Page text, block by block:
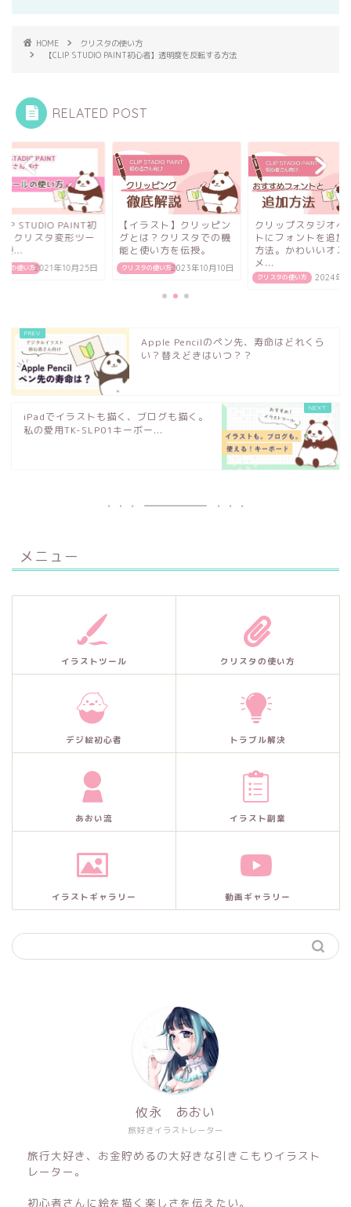
HOME
クリスタの使い方
【CLIP STUDIO PAINT初心者】透明度を反転する方法
RELATED POST
タの使い方
STUDIO PAINT初
】クリスタ変形ツー
使...
2021年10月25日 クリスタの使い方
【イラスト】クリッピン
グとは？クリスタでの機
能と使い方を伝授。
2023年10月10日
クリスタの使い方
クリップスタジオペ
トにフォントを追加
方法。かわいいオス
メ...
2024年3
Apple Pencilのペン先、寿命はどれくら
い？替えどきはいつ？？
iPadでイラストも描く、ブログも描く。
私の愛用TK-SLP01キーボー...
メニュー
イラストツール クリスタの使い方
デジ絵初心者 トラブル解決
あおい流 イラスト副業
イラストギャラリー 動画ギャラリー
旅好きイラストレーター
攸永 あおい
旅行大好き、お金貯めるの大好きな引きこもりイラスト
レーター。
初心者さんに絵を描く楽しさを伝えたい。